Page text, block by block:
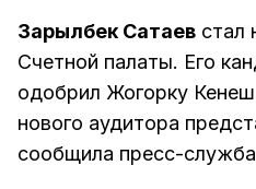
Зарылбек Сатаев стал
Счетной палаты. Его
одобрил Жогорку
нового аудитора
сообщила пресс-